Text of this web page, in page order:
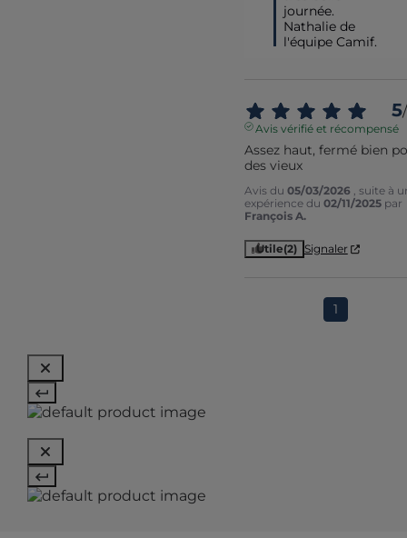
journée.
Nathalie de
l'équipe Camif.
5/
Avis vérifié et récompensé
Assez haut, fermé bien
des vieux
Avis du 05/03/2026 , suite à
expérience du 02/11/2025 par
François A.
Utile(2) Signaler
1